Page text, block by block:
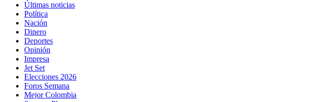
Últimas noticias
Política
Nación
Dinero
Deportes
Opinión
Impresa
Jet Set
Elecciones 2026
Foros Semana
Mejor Colombia